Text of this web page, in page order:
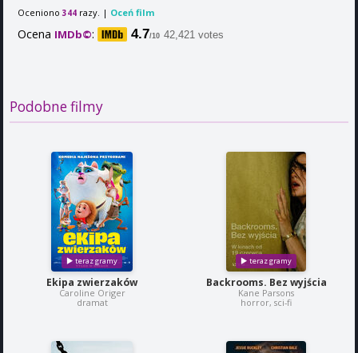
Oceniono 344 razy. | Oceń film
Ocena IMDb©: 4.7/10 42,421 votes
Podobne filmy
Ekipa zwierzaków
Caroline Origer
dramat
Backrooms. Bez wyjścia
Kane Parsons
horror, sci-fi